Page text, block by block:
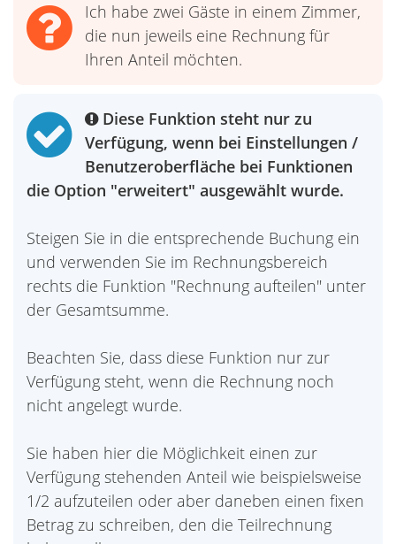
Ich habe zwei Gäste in einem Zimmer,
die nun jeweils eine Rechnung für
Ihren Anteil möchten.
Diese Funktion steht nur zu
Verfügung, wenn bei Einstellungen /
Benutzeroberfläche bei Funktionen
die Option "erweitert" ausgewählt wurde.
Steigen Sie in die entsprechende Buchung ein
und verwenden Sie im Rechnungsbereich
rechts die Funktion "Rechnung aufteilen" unter
der Gesamtsumme.
Beachten Sie, dass diese Funktion nur zur
Verfügung steht, wenn die Rechnung noch
nicht angelegt wurde.
Sie haben hier die Möglichkeit einen zur
Verfügung stehenden Anteil wie beispielsweise
1/2 aufzuteilen oder aber daneben einen fixen
Betrag zu schreiben, den die Teilrechnung